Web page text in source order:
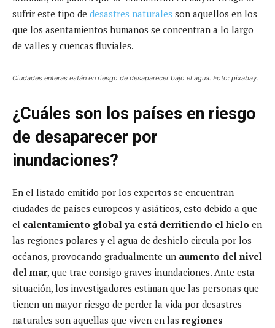
sufrir este tipo de desastres naturales son aquellos en los
que los asentamientos humanos se concentran a lo largo
de valles y cuencas fluviales.
Ciudades enteras están en riesgo de desaparecer bajo el agua. Foto: pixabay.
¿Cuáles son los países en riesgo
de desaparecer por
inundaciones?
En el listado emitido por los expertos se encuentran
ciudades de países europeos y asiáticos, esto debido a que
el calentamiento global ya está derritiendo el hielo en
las regiones polares y el agua de deshielo circula por los
océanos, provocando gradualmente un aumento del nivel
del mar, que trae consigo graves inundaciones. Ante esta
situación, los investigadores estiman que las personas que
tienen un mayor riesgo de perder la vida por desastres
naturales son aquellas que viven en las regiones